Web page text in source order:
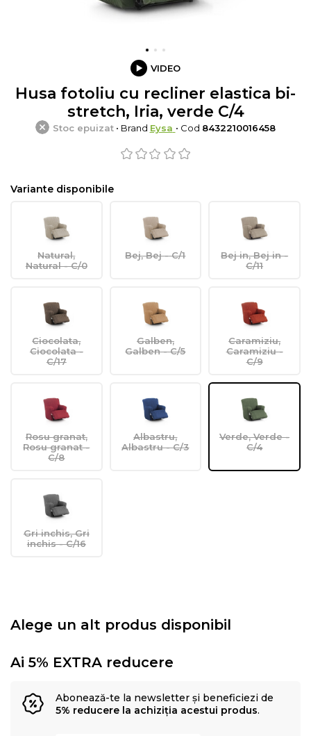
VIDEO
Husa fotoliu cu recliner elastica bi-
stretch, Iria, verde C/4
Stoc epuizat• Brand Eysa • Cod 8432210016458
Variante disponibile
Natural,
Natural - C/0
Bej, Bej - C/1
Bej in, Bej in -
C/11
Ciocolata,
Ciocolata -
C/17
Galben,
Galben - C/5
Caramiziu,
Caramiziu -
C/9
Rosu granat,
Rosu granat -
C/8
Albastru,
Albastru - C/3
Verde, Verde -
C/4
Gri inchis, Gri
inchis - C/16
Alege un alt produs disponibil
Ai 5% EXTRA reducere
Abonează-te la newsletter și beneficiezi de
5% reducere la achiziția acestui produs.